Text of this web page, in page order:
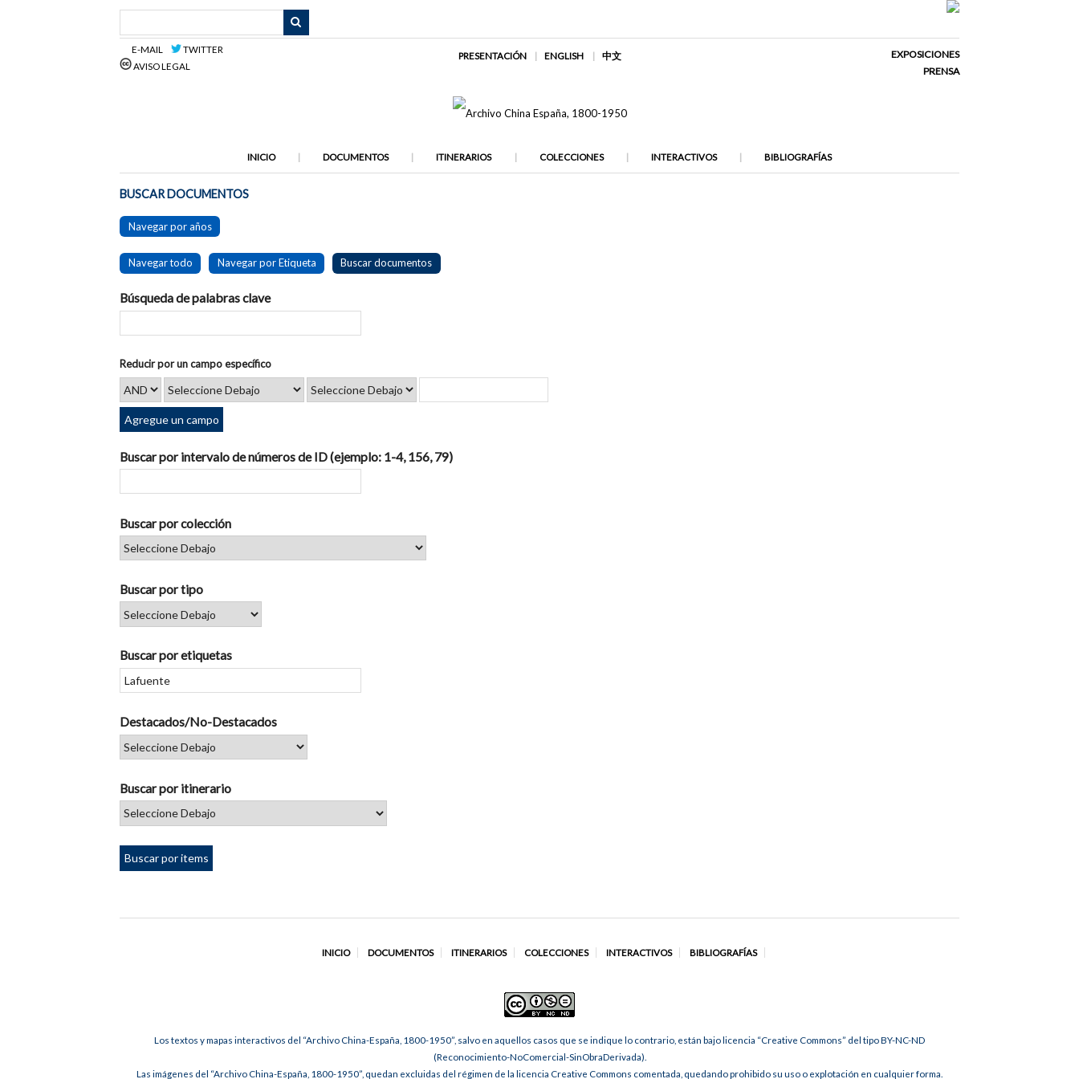
E-MAIL
TWITTER
AVISO LEGAL
PRESENTACIÓN ENGLISH 中文
EXPOSICIONES
PRENSA
INICIO DOCUMENTOS ITINERARIOS COLECCIONES INTERACTIVOS BIBLIOGRAFÍAS
BUSCAR DOCUMENTOS
Navegar por años
Navegar todo Navegar por Etiqueta Buscar documentos
Búsqueda de palabras clave
Reducir por un campo específico
Agregue un campo
Buscar por intervalo de números de ID (ejemplo: 1-4, 156, 79)
Buscar por colección
Buscar por tipo
Buscar por etiquetas
Destacados/No-Destacados
Buscar por itinerario
INICIO DOCUMENTOS ITINERARIOS COLECCIONES INTERACTIVOS BIBLIOGRAFÍAS
Los textos y mapas interactivos del “Archivo China-España, 1800-1950”, salvo en aquellos casos que se indique lo contrario, están bajo licencia “Creative Commons” del tipo BY-NC-ND
(Reconocimiento-NoComercial-SinObraDerivada).
Las imágenes del “Archivo China-España, 1800-1950”, quedan excluidas del régimen de la licencia Creative Commons comentada, quedando prohibido su uso o explotación en cualquier forma.